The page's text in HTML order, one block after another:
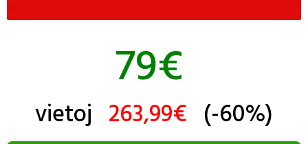
79€
vietoj 263,99€ (-60%)